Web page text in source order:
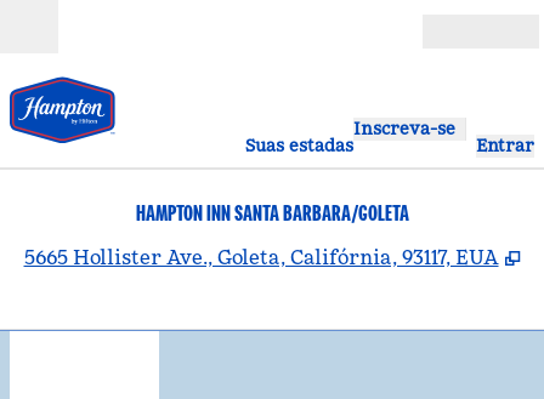
Suas estadas
Inscreva-se
Entrar
HAMPTON INN SANTA BARBARA/GOLETA
5665 Hollister Ave., Goleta, Califórnia, 93117, EUA ,